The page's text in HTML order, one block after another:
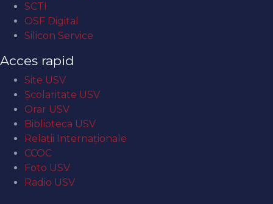
SCTI
OSF Digital
Silicon Service
Acces rapid
Site USV
Şcolaritate USV
Orar USV
Biblioteca USV
Relaţii Internaţionale
CCOC
Foto USV
Radio USV